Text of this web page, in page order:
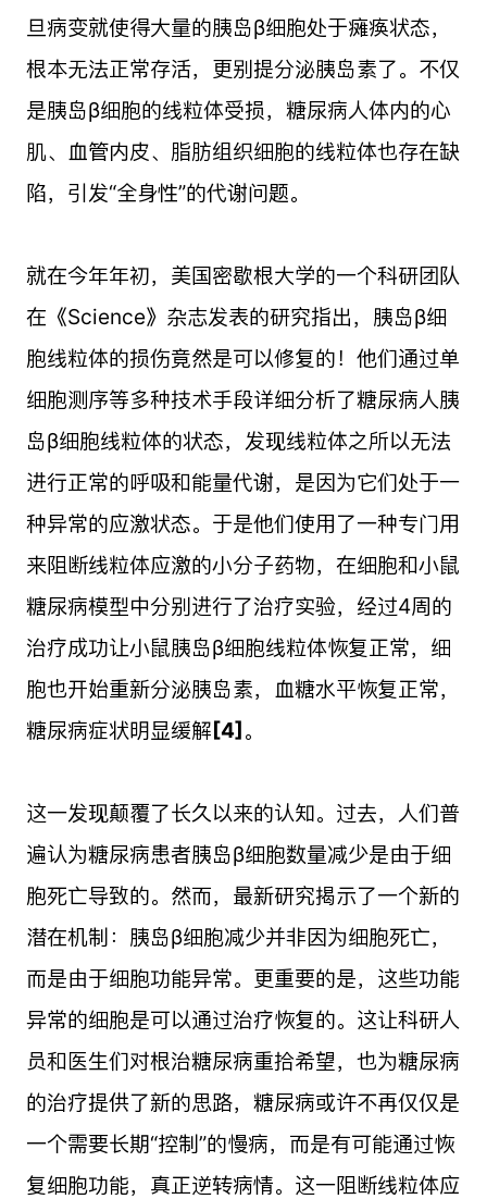
旦病变就使得大量的胰岛β细胞处于瘫痪状态，
根本无法正常存活，更别提分泌胰岛素了。不仅
是胰岛β细胞的线粒体受损，糖尿病人体内的心
肌、血管内皮、脂肪组织细胞的线粒体也存在缺
陷，引发“全身性”的代谢问题。
就在今年年初，美国密歇根大学的一个科研团队
在《Science》杂志发表的研究指出，胰岛β细
胞线粒体的损伤竟然是可以修复的！他们通过单
细胞测序等多种技术手段详细分析了糖尿病人胰
岛β细胞线粒体的状态，发现线粒体之所以无法
进行正常的呼吸和能量代谢，是因为它们处于一
种异常的应激状态。于是他们使用了一种专门用
来阻断线粒体应激的小分子药物，在细胞和小鼠
糖尿病模型中分别进行了治疗实验，经过4周的
治疗成功让小鼠胰岛β细胞线粒体恢复正常，细
胞也开始重新分泌胰岛素，血糖水平恢复正常，
糖尿病症状明显缓解[4]。
这一发现颠覆了长久以来的认知。过去，人们普
遍认为糖尿病患者胰岛β细胞数量减少是由于细
胞死亡导致的。然而，最新研究揭示了一个新的
潜在机制：胰岛β细胞减少并非因为细胞死亡，
而是由于细胞功能异常。更重要的是，这些功能
异常的细胞是可以通过治疗恢复的。这让科研人
员和医生们对根治糖尿病重拾希望，也为糖尿病
的治疗提供了新的思路，糖尿病或许不再仅仅是
一个需要长期“控制”的慢病，而是有可能通过恢
复细胞功能，真正逆转病情。这一阻断线粒体应